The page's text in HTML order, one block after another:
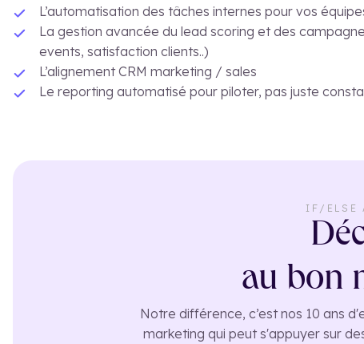
L’automatisation des tâches internes pour vos
La gestion avancée du lead scoring et des
events, satisfaction clients..)
L’alignement CRM marketing / sales
Le reporting automatisé pour piloter, pas juste
IF/ELSE
au bon
Notre différence, c’est nos 10 ans
marketing qui peut s'appuyer sur